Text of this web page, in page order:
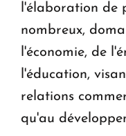
l'élaboration de
nombreux,
l'économie, de
l'éducation,
relations
qu'au